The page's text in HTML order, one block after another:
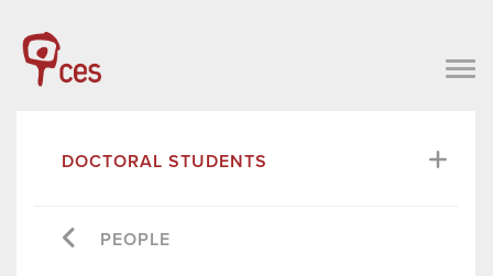
DOCTORAL STUDENTS
PEOPLE